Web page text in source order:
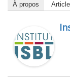
À propos